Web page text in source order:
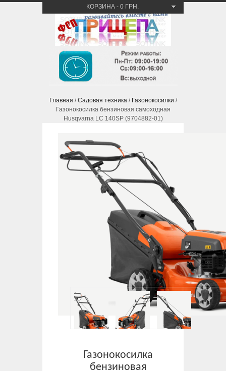
КОРЗИНА - 0 ГРН.
Главная /Садовая техника/ Газонокосилки /
Газонокосилка бензиновая самоходная
Husqvarna LC 140SP (9704882-01)
Газонокосилка
бензиновая